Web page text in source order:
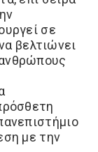
σε
βελτιώνει
με την